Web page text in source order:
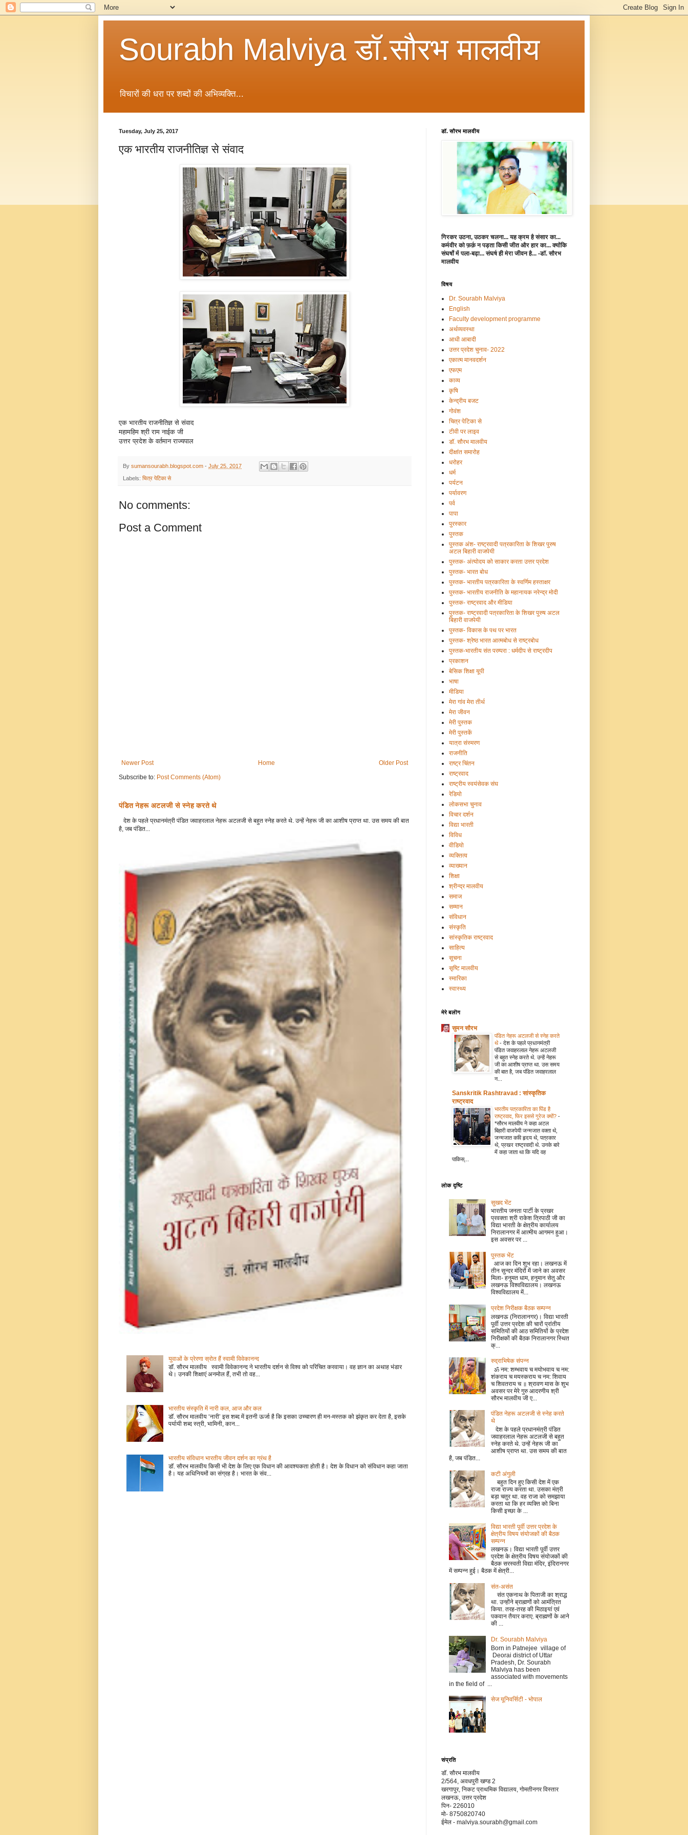
Sourabh Malviya डॉ.सौरभ मालवीय
विचारों की धरा पर शब्दों की अभिव्यक्ति...
Tuesday, July 25, 2017
एक भारतीय राजनीतिज्ञ से संवाद
एक भारतीय राजनीतिज्ञ से संवाद
महामहिम श्री राम नाईक जी
उत्तर प्रदेश के वर्तमान राज्यपाल
By sumansourabh.blogspot.com - July 25, 2017
Labels: चित्र पेटिका से
No comments:
Post a Comment
Newer Post Older Post
Home
Subscribe to: Post Comments (Atom)
पंडित नेहरू अटलजी से स्नेह करते थे
देश के पहले प्रधानमंत्री पंडित जवाहरलाल नेहरू अटलजी से बहुत स्नेह करते थे. उन्हें नेहरू जी का आशीष प्राप्त था. उस समय की बात
है, जब पंडित...
युवाओं के प्रेरणा स्रोत हैं स्वामी विवेकानन्द
डॉ. सौरभ मालवीय स्वामी विवेकानन्द ने भारतीय दर्शन से विश्व को परिचित करवाया। वह ज्ञान का अथाह भंडार
थे। उनकी शिक्षाएं अनमोल हैं, तभी तो वह...
भारतीय संस्कृति में नारी कल, आज और कल
डॉ. सौरभ मालवीय ‘नारी’ इस शब्द में इतनी ऊर्जा है कि इसका उच्चारण ही मन-मस्तक को झंकृत कर देता है, इसके
पर्यायी शब्द स्त्री, भामिनी, कान...
भारतीय संविधान भारतीय जीवन दर्शन का ग्रंथ है
डॉ. सौरभ मालवीय किसी भी देश के लिए एक विधान की आवश्यकता होती है। देश के विधान को संविधान कहा जाता
है। यह अधिनियमों का संग्रह है। भारत के संव...
डॉ. सौरभ मालवीय
गिरकर उठना, उठकर चलना... यह क्रम है संसार का...
कर्मवीर को फ़र्क़ न पड़ता किसी जीत और हार का... क्योंकि
संघर्षों में पला-बढ़ा... संघर्ष ही मेरा जीवन है... -डॉ. सौरभ
मालवीय
विषय
Dr. Sourabh Malviya
English
Faculty development programme
अर्थव्यवस्था
आधी आबादी
उत्तर प्रदेश चुनाव- 2022
एकात्म मानवदर्शन
एफएम
काव्य
कृषि
केन्द्रीय बजट
गोवंश
चित्र पेटिका से
टीवी पर लाइव
डॉ. सौरभ मालवीय
दीक्षांत समारोह
धरोहर
धर्म
पर्यटन
पर्यावरण
पर्व
पापा
पुरस्कार
पुस्तक
पुस्तक अंश- राष्ट्रवादी पत्रकारिता के शिखर पुरुष
अटल बिहारी वाजपेयी
पुस्तक- अंत्योदय को साकार करता उत्तर प्रदेश
पुस्तक- भारत बोध
पुस्तक- भारतीय पत्रकारिता के स्वर्णिम हस्ताक्षर
पुस्तक- भारतीय राजनीति के महानायक नरेन्द्र मोदी
पुस्तक- राष्ट्रवाद और मीडिया
पुस्तक- राष्ट्रवादी पत्रकारिता के शिखर पुरुष अटल
बिहारी वाजपेयी
पुस्तक- विकास के पथ पर भारत
पुस्तक- श्रेष्ठ भारत आत्मबोध से राष्ट्रबोध
पुस्तक-भारतीय संत परम्परा : धर्मदीप से राष्ट्रदीप
प्रकाशन
बेसिक शिक्षा यूपी
भाषा
मीडिया
मेरा गांव मेरा तीर्थ
मेरा जीवन
मेरी पुस्तक
मेरी पुस्तकें
यात्रा संस्मरण
राजनीति
राष्ट्र चिंतन
राष्ट्रवाद
राष्ट्रीय स्वयंसेवक संघ
रेडियो
लोकसभा चुनाव
विचार दर्शन
विद्या भारती
विविध
वीडियो
व्यक्तित्व
व्याख्यान
शिक्षा
श्रीन्द्र मालवीय
समाज
सम्मान
संविधान
संस्कृति
सांस्कृतिक राष्ट्रवाद
साहित्य
सूचना
सृष्टि मालवीय
स्मारिका
स्वास्थ्य
मेरे बलॊग
सुमन सौरभ
पंडित नेहरू अटलजी से स्नेह करते
थे- देश के पहले प्रधानमंत्री
पंडित जवाहरलाल नेहरू अटलजी
से बहुत स्नेह करते थे. उन्हें नेहरू
जी का आशीष प्राप्त था. उस समय
की बात है, जब पंडित जवाहरलाल
न...
Sanskritik Rashtravad : सांस्कृतिक
राष्ट्रवाद
भारतीय पत्रकारिता का पिंड है
राष्ट्रवाद, फिर इससे गुरेज क्यों? -
*सौरभ मालवीय ने कहा अटल
बिहारी वाजपेयी जन्मजात वक्ता थे,
जन्मजात कवि हृदय थे, पत्रकार
थे, प्रखर राष्ट्रवादी थे. उनके बारे
में कहा जाता था कि यदि वह
पाकिस्...
लोक दृष्टि
सुखद भेंट
भारतीय जनता पार्टी के प्रखर
प्रवक्ता श्री राकेश त्रिपाठी जी का
विद्या भारती के क्षेत्रीय कार्यालय
निरालानगर में आत्मीय आगमन हुआ।
इस अवसर पर ...
पुस्तक भेंट
आज का दिन शुभ रहा। लखनऊ में
तीन सुन्दर मंदिरों में जाने का अवसर
मिला- हनुमत धाम, हनुमान सेतु और
लखनऊ विश्वविद्यालय। लखनऊ
विश्वविद्यालय में...
प्रदेश निरीक्षक बैठक सम्पन्न
लखनऊ (निरालानगर)। विद्या भारती
पूर्वी उत्तर प्रदेश की चारों प्रांतीय
समितियों की आठ समितियों के प्रदेश
निरीक्षकों की बैठक निरालानगर स्थित
क्...
रुद्राभिषेक संपन्न
ॐ नम: शम्भवाय च मयोभवाय च नम:
शंकराय च मयस्कराय च नम: शिवाय
च शिवतराय च ॥ श्रावण मास के शुभ
अवसर पर मेरे गुरु आदरणीय श्री
सौरभ मालवीय जी ए...
पंडित नेहरू अटलजी से स्नेह करते
थे
देश के पहले प्रधानमंत्री पंडित
जवाहरलाल नेहरू अटलजी से बहुत
स्नेह करते थे. उन्हें नेहरू जी का
आशीष प्राप्त था. उस समय की बात
है, जब पंडित...
कटी अंगुली
बहुत दिन हुए किसी देश में एक
राजा राज्य करता था. उसका मंत्री
बड़ा चतुर था. वह राजा को समझाया
करता था कि हर व्यक्ति को बिना
किसी इच्छा के ...
विद्या भारती पूर्वी उत्तर प्रदेश के
क्षेत्रीय विषय संयोजकों की बैठक
सम्पन्न
लखनऊ। विद्या भारती पूर्वी उत्तर
प्रदेश के क्षेत्रीय विषय संयोजकों की
बैठक सरस्वती विद्या मंदिर, इंदिरानगर
में सम्पन्न हुई। बैठक में क्षेत्री...
संत-असंत
संत एकनाथ के पिताजी का श्राद्ध
था. उन्होंने ब्राह्मणों को आमंत्रित
किया. तरह-तरह की मिठाइयां एवं
पकवान तैयार कराए. ब्राह्मणों के आने
की ...
Dr. Sourabh Malviya
Born in Patnejee village of
Deorai district of Uttar
Pradesh, Dr. Sourabh
Malviya has been
associated with movements
in the field of ...
सेज यूनिवर्सिटी - भोपाल
संप्रति
डॉ. सौरभ मालवीय
2/564, अवधपुरी खण्ड 2
खरगापुर, निकट प्राथमिक विद्यालय, गोमतीनगर विस्तार
लखनऊ, उत्तर प्रदेश
पिन- 226010
मो- 8750820740
ईमेल - malviya.sourabh@gmail.com